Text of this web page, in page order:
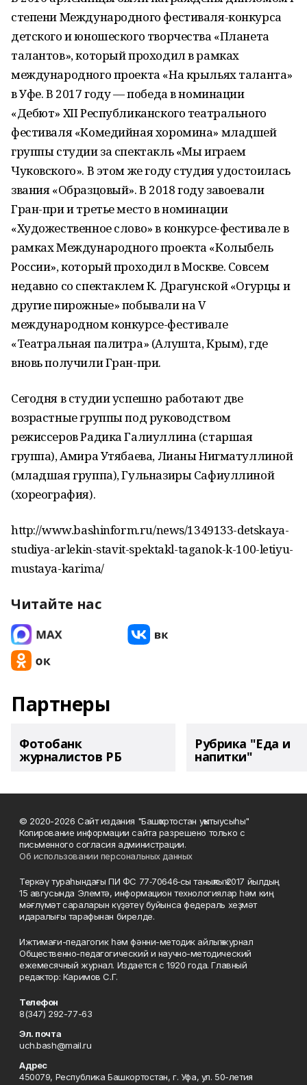
степени Международного фестиваля-конкурса
детского и юношеского творчества «Планета
талантов», который проходил в рамках
международного проекта «На крыльях таланта»
в Уфе. В 2017 году — победа в номинации
«Дебют» XII Республиканского театрального
фестиваля «Комедийная хоромина» младшей
группы студии за спектакль «Мы играем
Чуковского». В этом же году студия удостоилась
звания «Образцовый». В 2018 году завоевали
Гран-при и третье место в номинации
«Художественное слово» в конкурсе-фестивале в
рамках Международного проекта «Колыбель
России», который проходил в Москве. Совсем
недавно со спектаклем К. Драгунской «Огурцы и
другие пирожные» побывали на V
международном конкурсе-фестивале
«Театральная палитра» (Алушта, Крым), где
вновь получили Гран-при.
Сегодня в студии успешно работают две
возрастные группы под руководством
режиссеров Радика Галиуллина (старшая
группа), Амира Утябаева, Лианы Нигматуллиной
(младшая группа), Гульназиры Сафиуллиной
(хореография).
http://www.bashinform.ru/news/1349133-detskaya-
studiya-arlekin-stavit-spektakl-taganok-k-100-letiyu-
mustaya-karima/
Читайте нас
Партнеры
Фотобанк
журналистов РБ
Рубрика "Еда и
напитки"
© 2020-2026 Сайт издания "Башҡортостан уҡытыусыһы"
Копирование информации сайта разрешено только с
письменного согласия администрации.
Об использовании персональных данных
Теркәү тураһындағы ПИ ФС 77‑70646‑сы таныҡлыҡ 2017 йылдың
15 авгусында Элемтә, информацион технологиялар һәм киң
мәғлүмәт сараларын күҙәтеү буйынса федераль хеҙмәт
идаралығы тарафынан бирелде.
Ижтимағи-педагогик һәм фәнни-методик айлыҡ журнал
Общественно-педагогический и научно-методический
ежемесячный журнал. Издается с 1920 года. Главный
редактор: Каримов С.Г.
Телефон
8(347) 292-77-63
Эл. почта
uch.bash@mail.ru
Адрес
450079, Республика Башкортостан, г. Уфа, ул. 50-летия